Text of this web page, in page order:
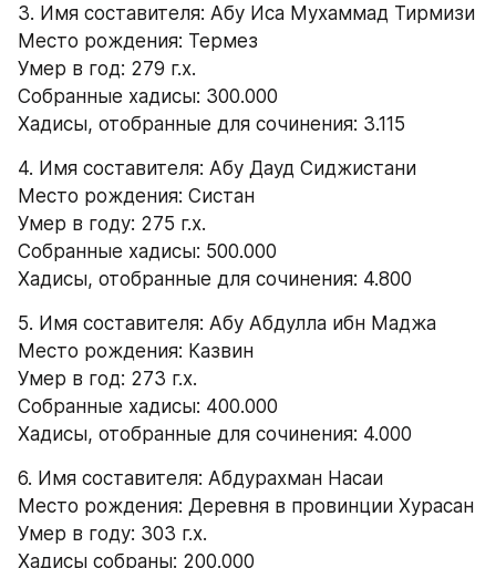
3. Имя составителя: Абу Иса Мухаммад Тирмизи
Место рождения: Термез
Умер в год: 279 г.х.
Собранные хадисы: 300.000
Хадисы, отобранные для сочинения: 3.115
4. Имя составителя: Абу Дауд Сиджистани
Место рождения: Систан
Умер в году: 275 г.х.
Собранные хадисы: 500.000
Хадисы, отобранные для сочинения: 4.800
5. Имя составителя: Абу Абдулла ибн Маджа
Место рождения: Казвин
Умер в год: 273 г.х.
Собранные хадисы: 400.000
Хадисы, отобранные для сочинения: 4.000
6. Имя составителя: Абдурахман Насаи
Умер в году: 303 г.х.
Хадисы собраны: 200.000